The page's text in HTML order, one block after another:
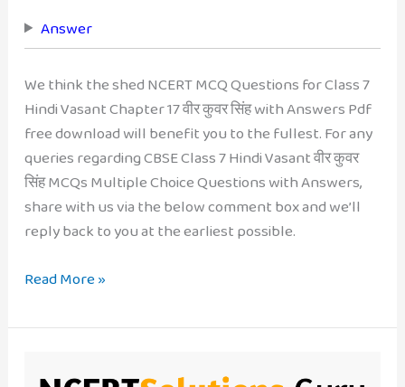
Answer
We think the shed NCERT MCQ Questions for Class 7
Hindi Vasant Chapter 17 वीर कुवर सिंह with Answers Pdf
free download will benefit you to the fullest. For any
queries regarding CBSE Class 7 Hindi Vasant वीर कुवर
सिंह MCQs Multiple Choice Questions with Answers,
share with us via the below comment box and we’ll
reply back to you at the earliest possible.
MCQ
for
Read More »